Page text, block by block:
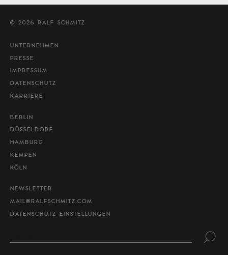
© 2026 RALF SCHMITZ
UNTERNEHMEN
PRESSE
IMPRESSUM
DATENSCHUTZ
KARRIERE
BERLIN
DÜSSELDORF
HAMBURG
KEMPEN
KÖLN
NEWSLETTER
MAIL@RALFSCHMITZ.COM
DATENSCHUTZ EINSTELLUNGEN